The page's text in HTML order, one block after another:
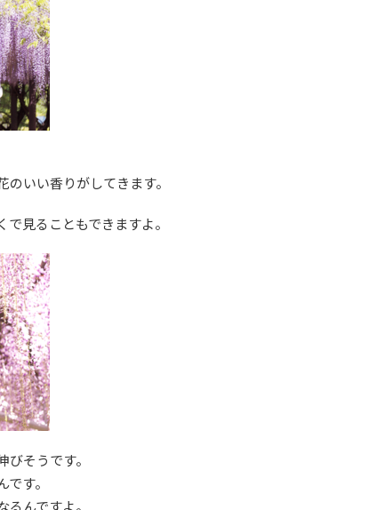
いい香りがしてきます。
見ることもできますよ。
そうです。
す。
んですよ。